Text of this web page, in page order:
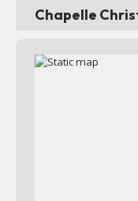
Chapelle